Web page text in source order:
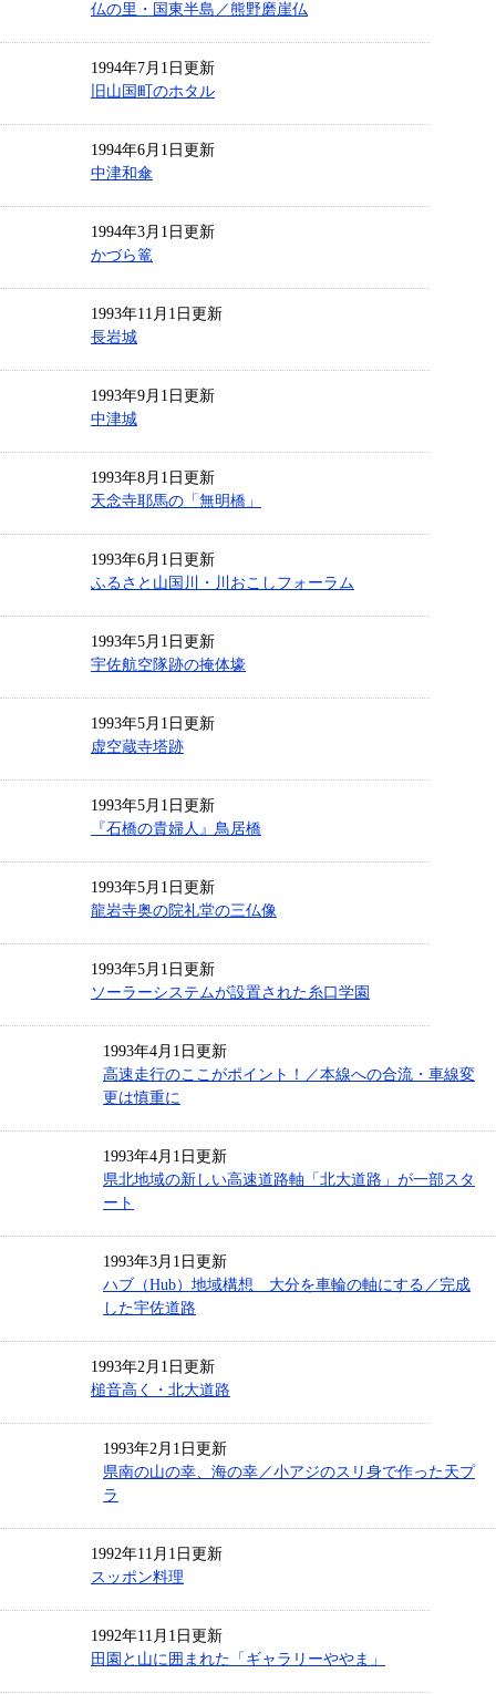
仏の里・国東半島／熊野磨崖仏
1994年7月1日更新
旧山国町のホタル
1994年6月1日更新
中津和傘
1994年3月1日更新
かづら篭
1993年11月1日更新
長岩城
1993年9月1日更新
中津城
1993年8月1日更新
天念寺耶馬の「無明橋」
1993年6月1日更新
ふるさと山国川・川おこしフォーラム
1993年5月1日更新
宇佐航空隊跡の掩体壕
1993年5月1日更新
虚空蔵寺塔跡
1993年5月1日更新
『石橋の貴婦人』鳥居橋
1993年5月1日更新
龍岩寺奥の院礼堂の三仏像
1993年5月1日更新
ソーラーシステムが設置された糸口学園
1993年4月1日更新
高速走行のここがポイント！／本線への合流・車線変
更は慎重に
1993年4月1日更新
県北地域の新しい高速道路軸「北大道路」が一部スタ
ート
1993年3月1日更新
ハブ（Hub）地域構想 大分を車輪の軸にする／完成
した宇佐道路
1993年2月1日更新
槌音高く・北大道路
1993年2月1日更新
県南の山の幸、海の幸／小アジのスリ身で作った天プ
ラ
1992年11月1日更新
スッポン料理
1992年11月1日更新
田園と山に囲まれた「ギャラリーややま」